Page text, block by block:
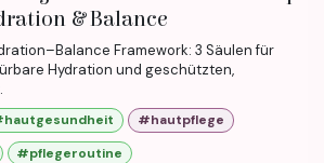
& Balance
Framework: 3 Säulen für
Hydration und geschützten,
#hautpflege
#pflegeroutine